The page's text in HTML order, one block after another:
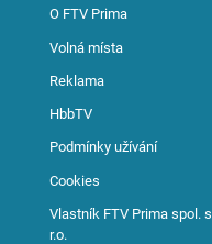
O FTV Prima
Volná místa
Reklama
HbbTV
Podmínky užívání
Cookies
Vlastník FTV Prima spol. s
r.o.